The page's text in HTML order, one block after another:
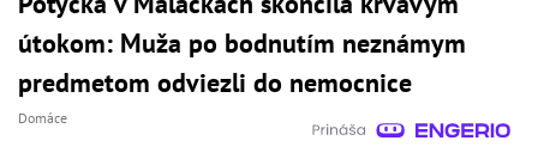
útokom: Muža po bodnutím neznámym
predmetom odviezli do nemocnice
Domáce